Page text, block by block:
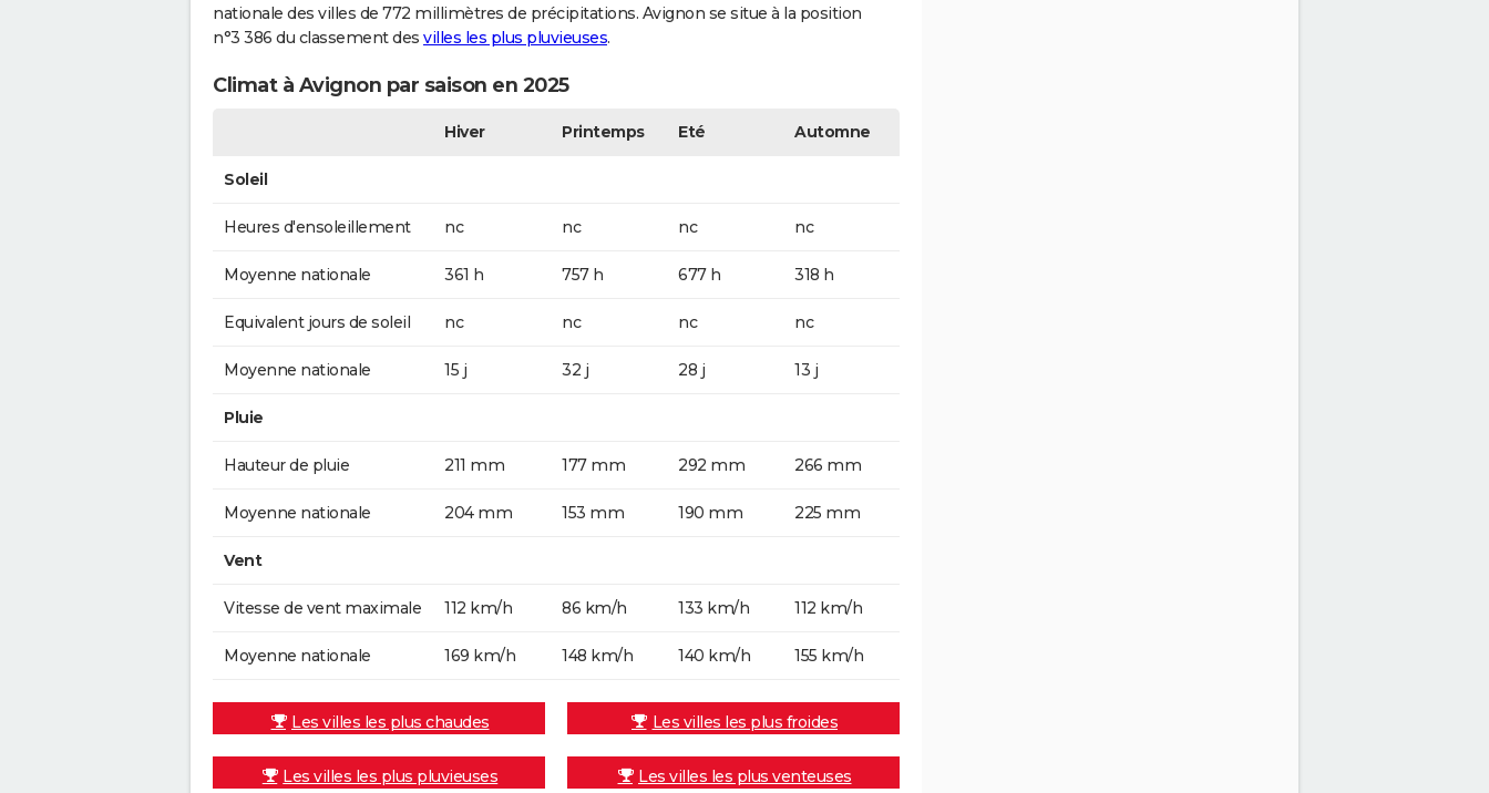
nationale des villes de 772 millimètres de précipitations. Avignon se situe à la position
n°3 386 du classement des villes les plus pluvieuses.
Climat à Avignon par saison en 2025
Hiver Printemps Eté Automne
Soleil
Heures d'ensoleillement nc nc nc nc
Moyenne nationale 361 h 757 h 677 h 318 h
Equivalent jours de soleil nc nc nc nc
Moyenne nationale 15 j 32 j 28 j 13 j
Pluie
Hauteur de pluie 211 mm 177 mm 292 mm 266 mm
Moyenne nationale 204 mm 153 mm 190 mm 225 mm
Vent
Vitesse de vent maximale 112 km/h 86 km/h 133 km/h 112 km/h
Moyenne nationale 169 km/h 148 km/h 140 km/h 155 km/h
Les villes les plus chaudes Les villes les plus froides
Les villes les plus pluvieuses Les villes les plus venteuses